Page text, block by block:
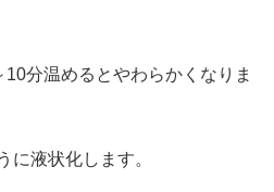
分温めるとやわらかくなりま
に液状化します。